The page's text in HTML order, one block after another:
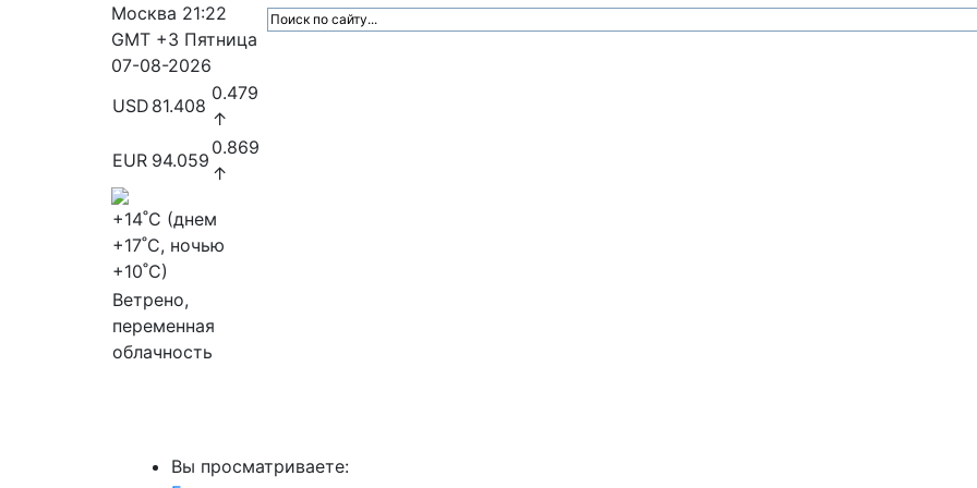
Москва 21:22
GMT +3 Пятница
07-08-2026
USD 81.408
0.479
↑
EUR 94.059
0.869
↑
+14˚C (днем
+17˚C, ночью
+10˚C)
Ветрено,
переменная
облачность
Вы просматриваете: